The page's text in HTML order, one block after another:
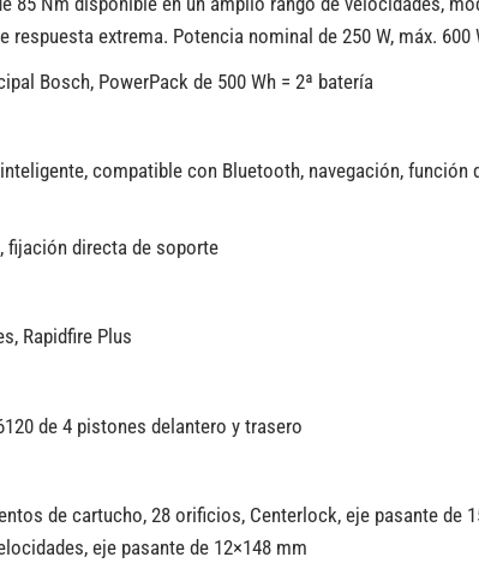
extrema. Potencia nominal de 250 W, máx. 600
Bosch, PowerPack de 500 Wh = 2ª batería
compatible con Bluetooth, navegación,
fijación directa de soporte
Rapidfire Plus
de 4 pistones delantero y trasero
de cartucho, 28 orificios, Centerlock, eje pasante de
eje pasante de 12×148 mm